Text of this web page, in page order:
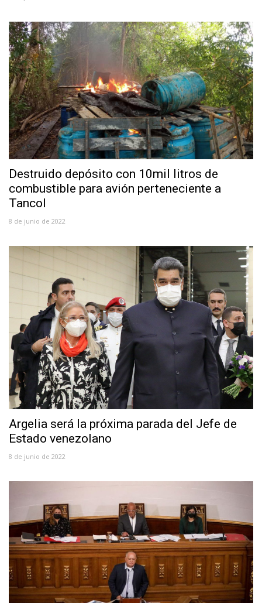
Destruido depósito con 10mil litros de
combustible para avión perteneciente a
Tancol
8 de junio de 2022
Argelia será la próxima parada del Jefe de
Estado venezolano
8 de junio de 2022